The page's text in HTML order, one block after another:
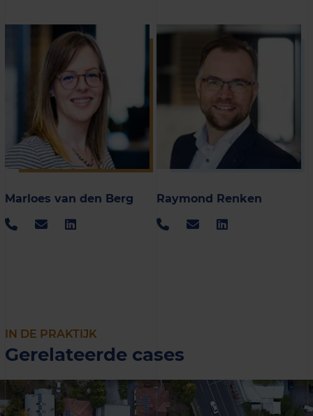
Marloes van den Berg Raymond Renken
IN DE PRAKTIJK
Gerelateerde cases